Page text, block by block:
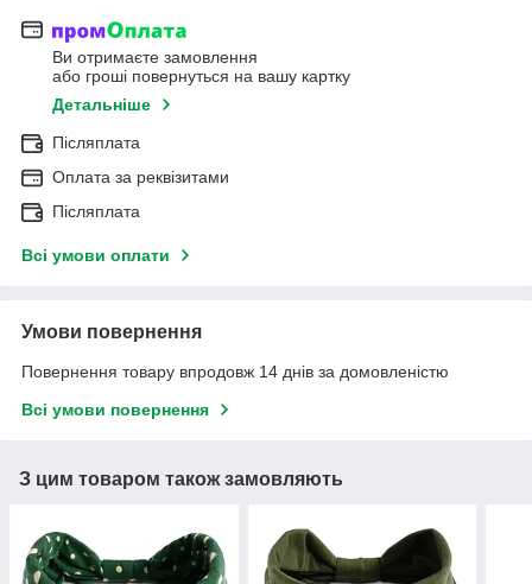
Ви отримаєте замовлення
або гроші повернуться на вашу картку
Детальніше
Післяплата
Оплата за реквізитами
Післяплата
Всі умови оплати
Умови повернення
Повернення товару впродовж 14 днів за домовленістю
Всі умови повернення
З цим товаром також замовляють